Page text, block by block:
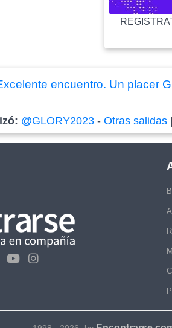
encuentro. Un placer
@GLORY2023 -Otras salidas